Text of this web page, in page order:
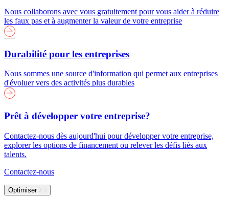
Nous collaborons avec vous gratuitement pour vous aider à réduire
les faux pas et à augmenter la valeur de votre entreprise
Durabilité pour les entreprises
Nous sommes une source d'information qui permet aux entreprises
d'évoluer vers des activités plus durables
Prêt à développer votre entreprise?
Contactez-nous dès aujourd'hui pour développer votre entreprise,
explorer les options de financement ou relever les défis liés aux
talents.
Contactez-nous
Optimiser